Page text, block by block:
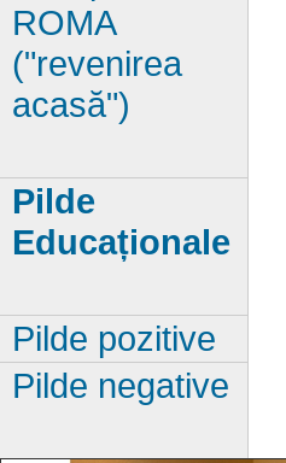
ROMA
("revenirea
acasă")
Pilde
Educaționale
Pilde pozitive
Pilde negative